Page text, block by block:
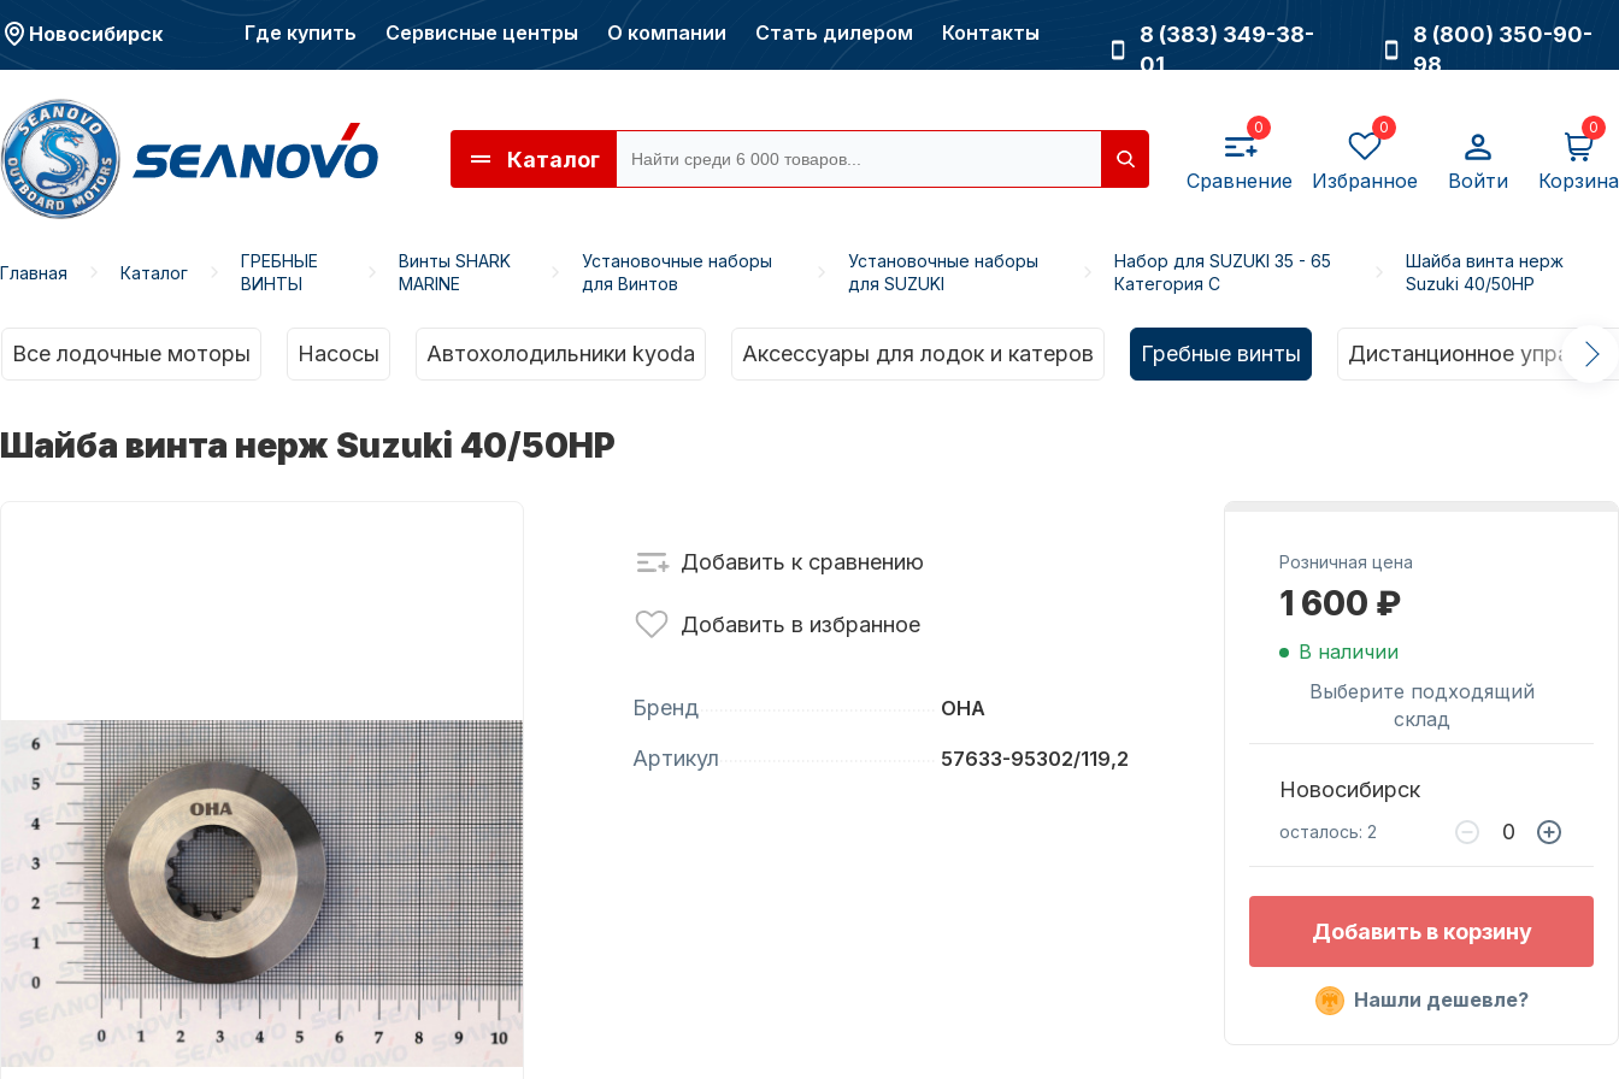
Новосибирск Где купить Сервисные центры О компании Стать дилером Контакты
8 (383) 349-38-
01
8 (800) 350-90-
98
Каталог
0
Сравнение
0
Избранное Войти
0
Корзина
Запчасти для ПЛМ
Масла для лодочных
моторов
Автохолодильник
KYODA
Дистанционное
управление
для лодочных
моторов
Главная Каталог
ГРЕБНЫЕ
ВИНТЫ
Винты SHARK
MARINE
Установочные наборы
для Винтов
Установочные наборы
для SUZUKI
Набор для SUZUKI 35 - 65
Категория C
Шайба винта нерж
Suzuki 40/50HP
Все лодочные моторы Насосы Автохолодильники kyoda Аксессуары для лодок и катеров Гребные винты Дистанционное
Шайба винта нерж Suzuki 40/50HP
Добавить к сравнению
Добавить в избранное
Бренд OHA
Артикул 57633-95302/119,2
Розничная цена
1 600 ₽
В наличии
Выберите подходящий
склад
Новосибирск
осталось: 2
Добавить в корзину
Нашли дешевле?